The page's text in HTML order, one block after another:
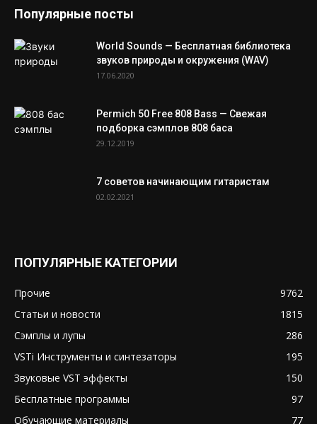
Популярные посты
World Sounds — Бесплатная библиотека
звуков природы и окружения (WAV)
17.06.2020
Permich 50 Free 808 Bass — Свежая
подборка сэмплов 808 баса
29.12.2019
7 советов начинающим гитаристам
02.02.2021
ПОПУЛЯРНЫЕ КАТЕГОРИИ
Прочие
9762
Статьи и новости
1815
Сэмплы и лупы
286
VSTi Инструменты и синтезаторы
195
Звуковые VST эффекты
150
Бесплатные программы
97
Обучающие материалы
77